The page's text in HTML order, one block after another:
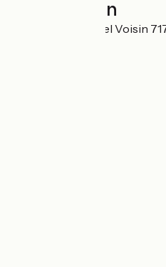
Localisation
917 Avenue Gabriel Voisin